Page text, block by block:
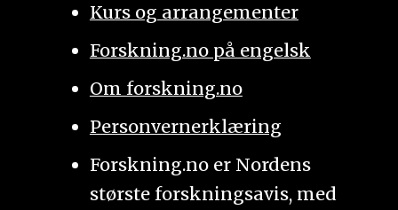
Kurs og arrangementer
Forskning.no på engelsk
Om forskning.no
Personvernerklæring
Forskning.no er Nordens
største forskningsavis, med